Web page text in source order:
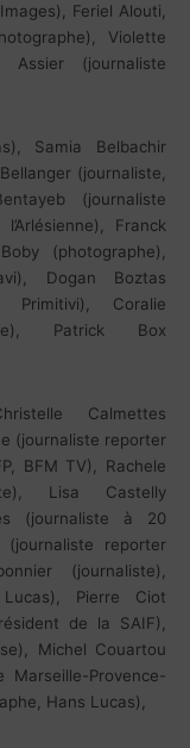
Feriel Alouti,
Violette
Assier (journaliste
Samia Belbachir
(journaliste,
(journaliste
Franck
(photographe),
Dogan Boztas
Primitivi), Coralie
Patrick Box
Calmettes
(journaliste reporter
BFM TV), Rachele
Lisa Castelly
(journaliste à 20
(journaliste reporter
(journaliste),
Pierre Ciot
de la SAIF),
Michel Couartou
Provence-
Hans Lucas),